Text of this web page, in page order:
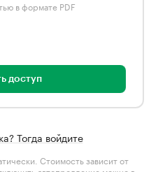
в формате PDF
доступ
Тогда войдите
Стоимость зависит от